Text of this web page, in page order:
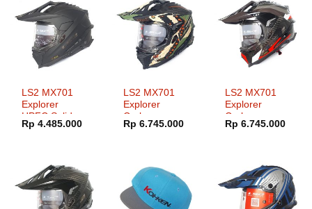
LS2 MX701
Explorer
HPFC Solid
Matt Black
Rp 4.485.000
LS2 MX701
Explorer
Carbon
Extend Matt
Rp 6.745.000
LS2 MX701
Explorer
Carbon
Frontier
Rp 6.745.000